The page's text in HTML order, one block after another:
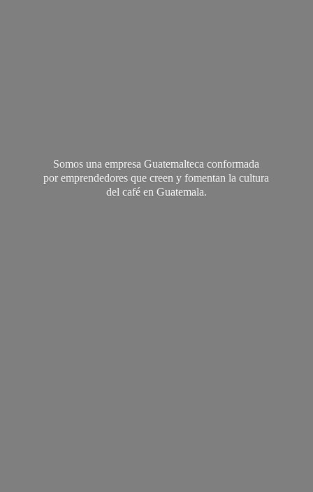
Somos una empresa Guatemalteca conformada
por emprendedores que creen y fomentan la cultura
del café en Guatemala.